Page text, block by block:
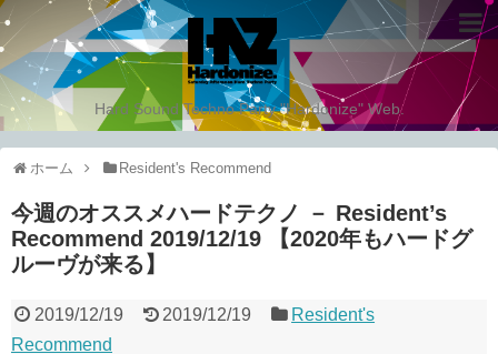
Hard Sound Techno Party "Hardonize" Web.
ホーム Resident's Recommend
今週のオススメハードテクノ － Resident’s
Recommend 2019/12/19 【2020年もハードグ
ルーヴが来る】
2019/12/19 2019/12/19
Resident's
Recommend